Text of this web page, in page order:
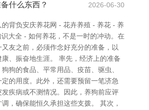
什么东西？ 2026-06-30
的背负安庆养花网 - 花卉养殖 - 养花 - 养
大全 - 如何养花，不是一时的冲动。在
友之前，必须作念好充分的准备，以
、振奋地生涯。 率先，经济上的准备
狗的食品、平常用品、疫苗、驱虫、
的用度。此外，还需要预留一笔济急
发疾病或不测情况。因此，养狗前应评
，确保能恒久承担这些支拨。 其次，